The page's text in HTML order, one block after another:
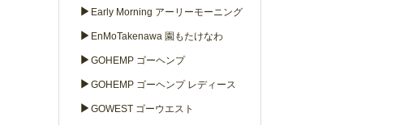
▶ Early Morning アーリーモーニング
▶ EnMoTakenawa 園もたけなわ
▶ GOHEMP ゴーヘンプ
▶ GOHEMP ゴーヘンプ レディース
▶ GOWEST ゴーウエスト